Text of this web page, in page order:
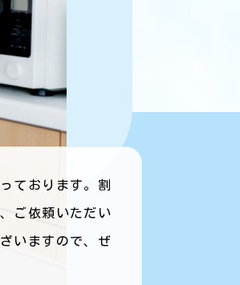
ております。割
ご依頼いただい
いますので、ぜ